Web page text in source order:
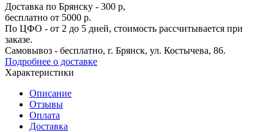
Доставка по Брянску - 300 р,
бесплатно от 5000 р.
По ЦФО - от 2 до 5 дней, стоимость рассчитывается при
заказе.
Самовывоз - бесплатно, г. Брянск, ул. Костычева, 86.
Подробнее о доставке
Характеристики
Описание
Отзывы
Оплата
Доставка